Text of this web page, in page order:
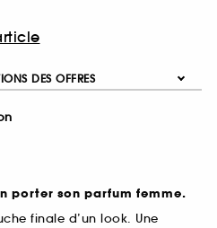
DES OFFRES
porter son parfum femme.
finale d’un look. Une